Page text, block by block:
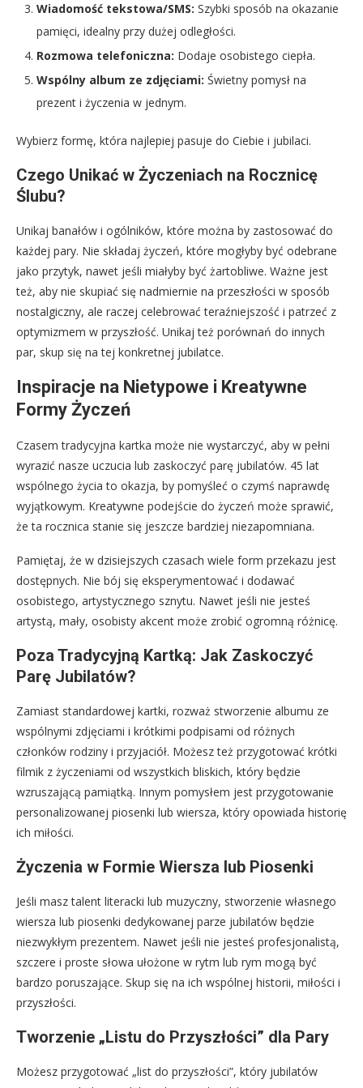
Wiadomość tekstowa/SMS: Szybki sposób na okazanie
pamięci, idealny przy dużej odległości.
Rozmowa telefoniczna: Dodaje osobistego ciepła.
Wspólny album ze zdjęciami: Świetny pomysł na
prezent i życzenia w jednym.
Wybierz formę, która najlepiej pasuje do Ciebie i jubilaci.
Czego Unikać w Życzeniach na Rocznicę
Ślubu?
Unikaj banałów i ogólników, które można by zastosować do
każdej pary. Nie składaj życzeń, które mogłyby być odebrane
jako przytyk, nawet jeśli miałyby być żartobliwe. Ważne jest
też, aby nie skupiać się nadmiernie na przeszłości w sposób
nostalgiczny, ale raczej celebrować teraźniejszość i patrzeć z
optymizmem w przyszłość. Unikaj też porównań do innych
par, skup się na tej konkretnej jubilatce.
Inspiracje na Nietypowe i Kreatywne
Formy Życzeń
Czasem tradycyjna kartka może nie wystarczyć, aby w pełni
wyrazić nasze uczucia lub zaskoczyć parę jubilatów. 45 lat
wspólnego życia to okazja, by pomyśleć o czymś naprawdę
wyjątkowym. Kreatywne podejście do życzeń może sprawić,
że ta rocznica stanie się jeszcze bardziej niezapomniana.
Pamiętaj, że w dzisiejszych czasach wiele form przekazu jest
dostępnych. Nie bój się eksperymentować i dodawać
osobistego, artystycznego sznytu. Nawet jeśli nie jesteś
artystą, mały, osobisty akcent może zrobić ogromną różnicę.
Poza Tradycyjną Kartką: Jak Zaskoczyć
Parę Jubilatów?
Zamiast standardowej kartki, rozważ stworzenie albumu ze
wspólnymi zdjęciami i krótkimi podpisami od różnych
członków rodziny i przyjaciół. Możesz też przygotować krótki
filmik z życzeniami od wszystkich bliskich, który będzie
wzruszającą pamiątką. Innym pomysłem jest przygotowanie
personalizowanej piosenki lub wiersza, który opowiada historię
ich miłości.
Życzenia w Formie Wiersza lub Piosenki
Jeśli masz talent literacki lub muzyczny, stworzenie własnego
wiersza lub piosenki dedykowanej parze jubilatów będzie
niezwykłym prezentem. Nawet jeśli nie jesteś profesjonalistą,
szczere i proste słowa ułożone w rytm lub rym mogą być
bardzo poruszające. Skup się na ich wspólnej historii, miłości i
przyszłości.
Tworzenie „Listu do Przyszłości” dla Pary
Możesz przygotować „list do przyszłości”, który jubilatów